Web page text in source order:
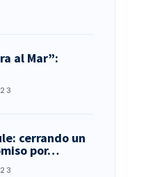
al Mar”:
cerrando un
por…